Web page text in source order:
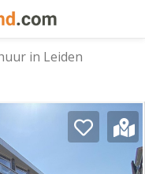
in Leiden